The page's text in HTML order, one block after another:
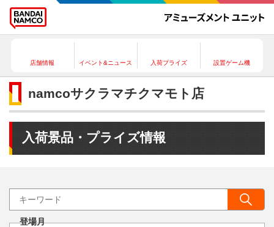
店舗情報 イベント&ニュース 入荷プライズ 設置ゲーム機
namcoサクラマチクマモト店
入荷景品・プライズ情報
登場月